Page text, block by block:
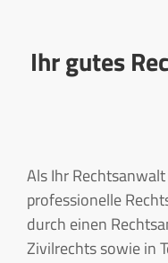
Ihr gutes
Als Ihr
professionelle
durch einen
Zivilrechts sowie in